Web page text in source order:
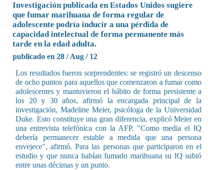
Investigación publicada en Estados Unidos sugiere
que fumar marihuana de forma regular de
adolescente podría inducir a una pérdida de
capacidad intelectual de forma permanente más
tarde en la edad adulta.
publicado en 28 / Aug / 12
Los resultados fueron sorprendentes: se registró un descenso
de ocho puntos para aquellos que comenzaron a fumar como
adolescentes y mantuvieron el hábito de forma persistente a
los 20 y 30 años, afirmó la encargada principal de la
investigación, Madeline Meier, psicóloga de la Universidad
Duke. Esto constituye una gran diferencia, explicó Meier en
una entrevista telefónica con la AFP. "Como media el IQ
debería permanecer estable a medida que una persona
envejece", afirmó. Para las personas que participaron en el
estudio y que nunca habían fumado marihuana su IQ subió
entre unas décimas y un punto.